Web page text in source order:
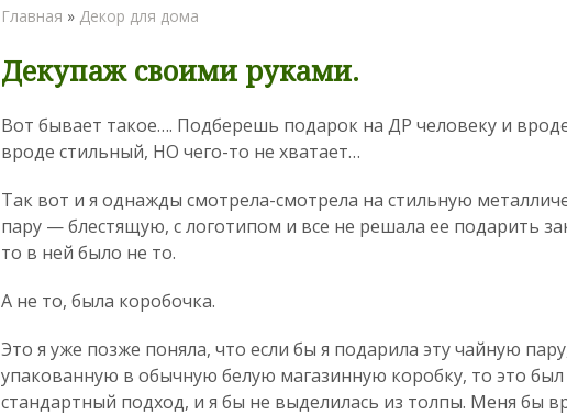
Главная » Декор для дома
Декупаж своими руками.
Вот бывает такое…. Подберешь подарок на ДР человеку и
вроде стильный, НО чего-то не хватает…
Так вот и я однажды смотрела-смотрела на стильную
пару — блестящую, с логотипом и все не решала ее подарить
то в ней было не то.
А не то, была коробочка.
Это я уже позже поняла, что если бы я подарила эту чайную
упакованную в обычную белую магазинную коробку, то это
стандартный подход, и я бы не выделилась из толпы. Меня бы